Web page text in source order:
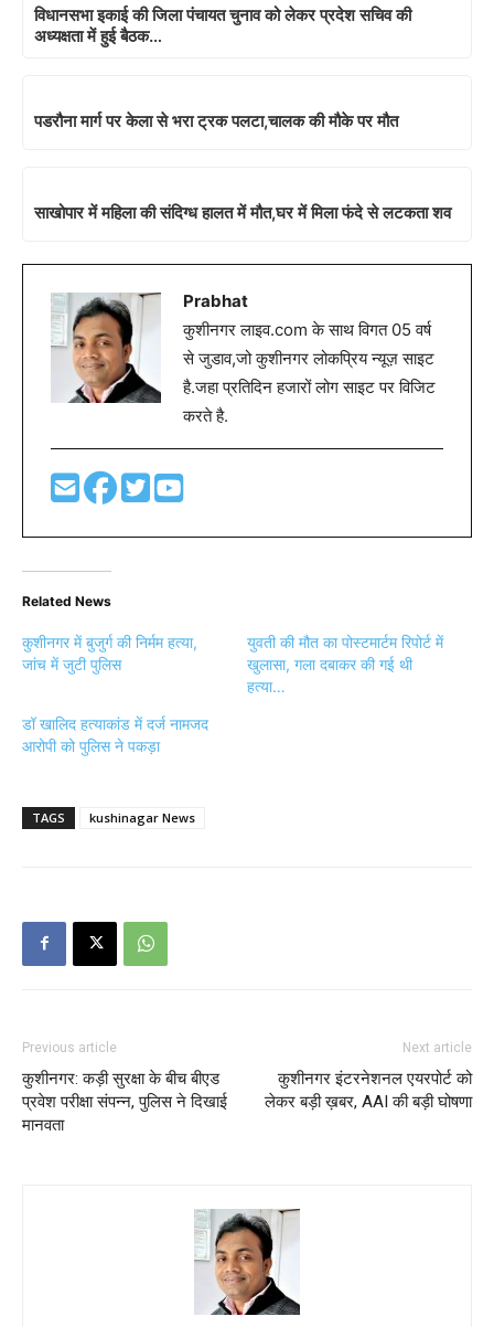
विधानसभा इकाई की जिला पंचायत चुनाव को लेकर प्रदेश सचिव की
अध्यक्षता में हुई बैठक…
पडरौना मार्ग पर केला से भरा ट्रक पलटा,चालक की मौके पर मौत
साखोपार में महिला की संदिग्ध हालत में मौत,घर में मिला फंदे से लटकता शव
Prabhat
कुशीनगर लाइव.com के साथ विगत 05 वर्ष
से जुडाव,जो कुशीनगर लोकप्रिय न्यूज़ साइट
है.जहा प्रतिदिन हजारों लोग साइट पर विजिट
करते है.
Related News
कुशीनगर में बुजुर्ग की निर्मम हत्या,
जांच में जुटी पुलिस
युवती की मौत का पोस्टमार्टम रिपोर्ट में
खुलासा, गला दबाकर की गई थी
हत्या…
डॉ खालिद हत्याकांड में दर्ज नामजद
आरोपी को पुलिस ने पकड़ा
TAGS kushinagar News
Previous article
कुशीनगर: कड़ी सुरक्षा के बीच बीएड
प्रवेश परीक्षा संपन्न, पुलिस ने दिखाई
मानवता
Next article
कुशीनगर इंटरनेशनल एयरपोर्ट को
लेकर बड़ी ख़बर, AAI की बड़ी घोषणा